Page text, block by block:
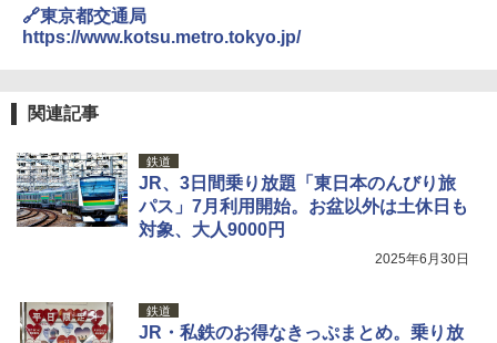
防災用品 長期保存可能 緊急時用 日本国内発
送
ポインターライト 強力 小型 緑色/赤色/青紫色
USB充電式 高精度 超長距離照射 長時間使用
可能 安全ロック付き 高安全性 金属製耐久 コ
ンパクト多機能設計 持ち運び便利 アウトド
ア/オフィス/教育現場/展示会用 緑
🔗東京都交通局
https://www.kotsu.metro.tokyo.jp/
関連記事
鉄道
JR、3日間乗り放題「東日本のんびり旅
パス」7月利用開始。お盆以外は土休日も
対象、大人9000円
2025年6月30日
鉄道
JR・私鉄のお得なきっぷまとめ。乗り放